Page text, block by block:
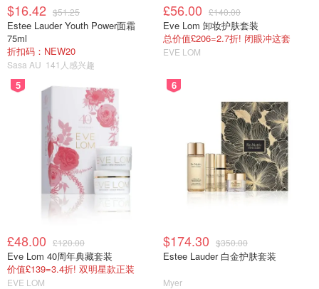
$16.42 $51.25
Estee Lauder Youth Power面霜
75ml
折扣码：NEW20
Sasa AU 141人感兴趣
£56.00 £140.00
Eve Lom 卸妆护肤套装
总价值£206=2.7折! 闭眼冲这套
EVE LOM
5
£48.00 £120.00
Eve Lom 40周年典藏套装
价值£139=3.4折! 双明星款正装
EVE LOM
6
$174.30 $350.00
Estee Lauder 白金护肤套装
Myer